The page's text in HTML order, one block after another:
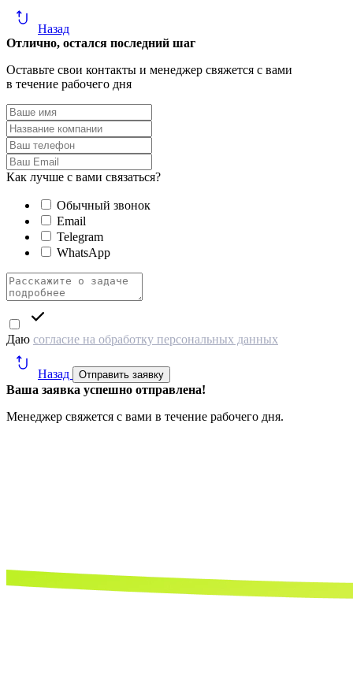
Назад
Отлично, остался последний шаг
Оставьте свои контакты и менеджер свяжется с вами
в течение рабочего дня
Как лучше с вами связаться?
Обычный звонок
Email
Telegram
WhatsApp
Даю согласие на обработку персональных данных
Назад Отправить заявку
Ваша заявка успешно отправлена!
Менеджер свяжется с вами в течение рабочего дня.